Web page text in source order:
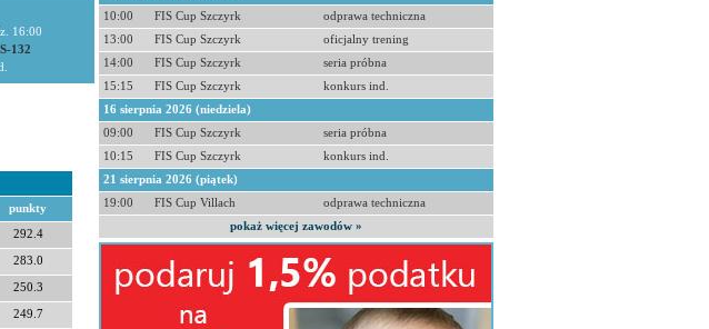
16:00
132
punkty
292.4
283.0
250.3
249.7
10:00
FIS Cup Szczyrk
odprawa techniczna
13:00
FIS Cup Szczyrk
oficjalny trening
14:00
FIS Cup Szczyrk
seria próbna
15:15
FIS Cup Szczyrk
konkurs ind.
16 sierpnia 2026 (niedziela)
09:00
FIS Cup Szczyrk
seria próbna
10:15
FIS Cup Szczyrk
konkurs ind.
21 sierpnia 2026 (piątek)
19:00
FIS Cup Villach
odprawa techniczna
pokaż więcej zawodów »